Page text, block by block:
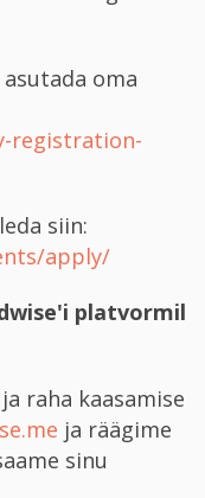
oma
registration-
siin:
apply/
platvormil
raha kaasamise
ja räägime
sinu